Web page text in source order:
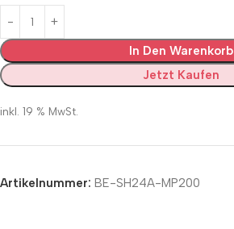
In Den Warenkorb
Jetzt Kaufen
inkl. 19 % MwSt.
Artikelnummer: BE-SH24A-MP200